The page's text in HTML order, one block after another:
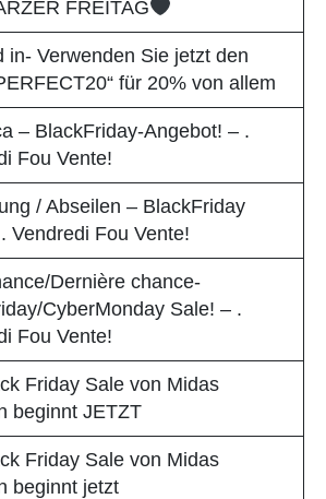
FREITAG
in- Verwenden Sie jetzt den
für 20% von allem
– BlackFriday-Angebot! – .
Fou Vente!
/ Abseilen – BlackFriday
Vendredi Fou Vente!
Dernière chance-
CyberMonday Sale! – .
Fou Vente!
Friday Sale von Midas
beginnt JETZT
Friday Sale von Midas
beginnt jetzt